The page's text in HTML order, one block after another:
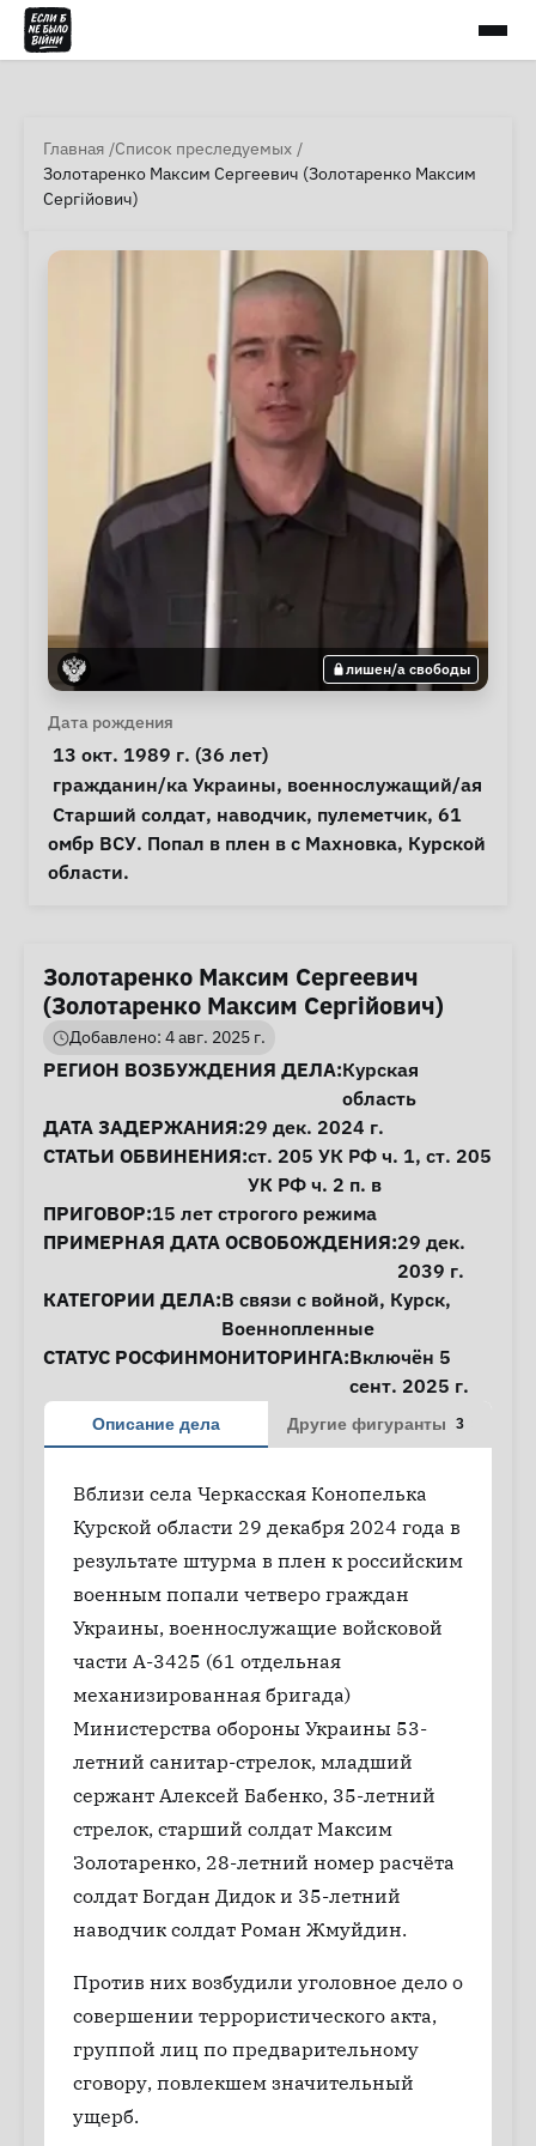
Главная Список преследуемых
Золотаренко Максим Сергеевич (Золотаренко Максим
Сергійович)
лишен/а свободы
Личная информация
Дата рождения
13 окт. 1989 г. (36 лет)
Особые обстоятельства
гражданин/ка Украины, военнослужащий/ая
Примечания
омбр ВСУ. Попал в плен в с Махновка, Курской
области.
Золотаренко Максим Сергеевич
(Золотаренко Максим Сергійович)
Добавлено: 4 авг. 2025 г.
Информация о деле
РЕГИОН ВОЗБУЖДЕНИЯ ДЕЛА:Курская
область
ДАТА ЗАДЕРЖАНИЯ:29 дек. 2024 г.
СТАТЬИ ОБВИНЕНИЯ:ст. 205 УК РФ ч. 1, ст. 205
УК РФ ч. 2 п. в
ПРИГОВОР:15 лет строгого режима
ПРИМЕРНАЯ ДАТА ОСВОБОЖДЕНИЯ:29 дек.
2039 г.
КАТЕГОРИИ ДЕЛА:В связи с войной, Курск,
Военнопленные
СТАТУС РОСФИНМОНИТОРИНГА:Включён 5
сент. 2025 г.
Описание дела Другие фигуранты 3
Вблизи села Черкасская Конопелька
Курской области 29 декабря 2024 года в
результате штурма в плен к российским
военным попали четверо граждан
Украины, военнослужащие войсковой
части А-3425 (61 отдельная
механизированная бригада)
Министерства обороны Украины 53-
летний санитар-стрелок, младший
сержант Алексей Бабенко, 35-летний
стрелок, старший солдат Максим
Золотаренко, 28-летний номер расчёта
солдат Богдан Дидок и 35-летний
наводчик солдат Роман Жмуйдин.
Против них возбудили уголовное дело о
совершении террористического акта,
группой лиц по предварительному
сговору, повлекшем значительный
ущерб.